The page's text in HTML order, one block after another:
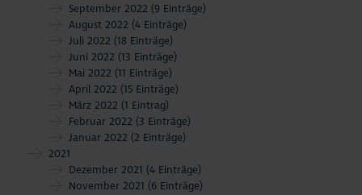
September 2022 (9 Einträge)
August 2022 (4 Einträge)
Juli 2022 (18 Einträge)
Juni 2022 (13 Einträge)
Mai 2022 (11 Einträge)
April 2022 (15 Einträge)
März 2022 (1 Eintrag)
Februar 2022 (3 Einträge)
Januar 2022 (2 Einträge)
2021
Dezember 2021 (4 Einträge)
November 2021 (6 Einträge)